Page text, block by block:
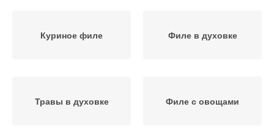
Куриное филе Филе в духовке
Травы в духовке Филе с овощами